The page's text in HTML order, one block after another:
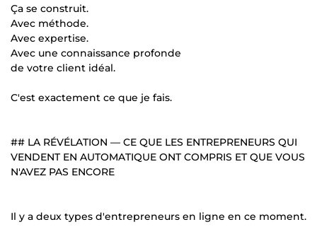
Ça se construit.
Avec méthode.
Avec expertise.
Avec une connaissance profonde
de votre client idéal.
C'est exactement ce que je fais.
## LA RÉVÉLATION — CE QUE LES ENTREPRENEURS QUI
VENDENT EN AUTOMATIQUE ONT COMPRIS ET QUE VOUS
N'AVEZ PAS ENCORE
Il y a deux types d'entrepreneurs en ligne en ce moment.